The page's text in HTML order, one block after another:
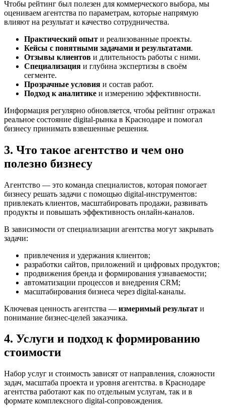
Чтобы рейтинг был полезен для коммерческого выбора, мы
оцениваем агентства по параметрам, которые напрямую
влияют на результат и качество сотрудничества.
Практический опыт и реализованные проекты.
Кейсы с понятными задачами и результатами.
Отзывы клиентов и длительность работы с ними.
Специализация и глубина экспертизы в своём
сегменте.
Прозрачные условия и состав работ.
Подход к аналитике и измерению эффективности.
Информация регулярно обновляется, чтобы рейтинг отражал
реальное состояние digital-рынка в Краснодаре и помогал
бизнесу принимать взвешенные решения.
3. Что такое агентство и чем оно
полезно бизнесу
Агентство — это команда специалистов, которая помогает
бизнесу решать задачи с помощью digital-инструментов:
привлекать клиентов, масштабировать продажи, развивать
продукты и повышать эффективность онлайн-каналов.
В зависимости от специализации агентства могут закрывать
задачи:
привлечения и удержания клиентов;
разработки сайтов, приложений и цифровых продуктов;
продвижения бренда и формирования узнаваемости;
автоматизации процессов и внедрения CRM;
масштабирования бизнеса через digital-каналы.
Ключевая ценность агентства — измеримый результат и
понимание бизнес-целей заказчика.
4. Услуги и подход к формированию
стоимости
Набор услуг и стоимость зависят от направления, сложности
задач, масштаба проекта и уровня агентства. в Краснодаре
агентства работают как по отдельным услугам, так и в
формате комплексного digital-сопровождения.